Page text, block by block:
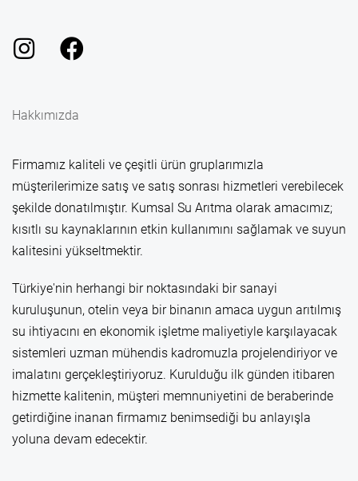
Hakkımızda
Firmamız kaliteli ve çeşitli ürün gruplarımızla
müşterilerimize satış ve satış sonrası hizmetleri verebilecek
şekilde donatılmıştır. Kumsal Su Arıtma olarak amacımız;
kısıtlı su kaynaklarının etkin kullanımını sağlamak ve suyun
kalitesini yükseltmektir.
Türkiye'nin herhangi bir noktasındaki bir sanayi
kuruluşunun, otelin veya bir binanın amaca uygun arıtılmış
su ihtiyacını en ekonomik işletme maliyetiyle karşılayacak
sistemleri uzman mühendis kadromuzla projelendiriyor ve
imalatını gerçekleştiriyoruz. Kurulduğu ilk günden itibaren
hizmette kalitenin, müşteri memnuniyetini de beraberinde
getirdiğine inanan firmamız benimsediği bu anlayışla
yoluna devam edecektir.